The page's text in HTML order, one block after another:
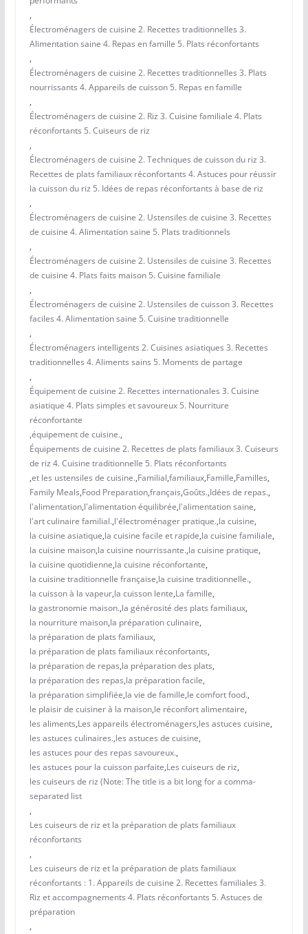
,
Électroménagers de cuisine 2. Recettes traditionnelles 3.
Alimentation saine 4. Repas en famille 5. Plats réconfortants
,
Électroménagers de cuisine 2. Recettes traditionnelles 3. Plats
nourrissants 4. Appareils de cuisson 5. Repas en famille
,
Électroménagers de cuisine 2. Riz 3. Cuisine familiale 4. Plats
réconfortants 5. Cuiseurs de riz
,
Électroménagers de cuisine 2. Techniques de cuisson du riz 3.
Recettes de plats familiaux réconfortants 4. Astuces pour réussir
la cuisson du riz 5. Idées de repas réconfortants à base de riz
,
Électroménagers de cuisine 2. Ustensiles de cuisine 3. Recettes
de cuisine 4. Alimentation saine 5. Plats traditionnels
,
Électroménagers de cuisine 2. Ustensiles de cuisine 3. Recettes
de cuisine 4. Plats faits maison 5. Cuisine familiale
,
Électroménagers de cuisine 2. Ustensiles de cuisson 3. Recettes
faciles 4. Alimentation saine 5. Cuisine traditionnelle
,
Électroménagers intelligents 2. Cuisines asiatiques 3. Recettes
traditionnelles 4. Aliments sains 5. Moments de partage
,
Équipement de cuisine 2. Recettes internationales 3. Cuisine
asiatique 4. Plats simples et savoureux 5. Nourriture
réconfortante
,équipement de cuisine.,
Équipements de cuisine 2. Recettes de plats familiaux 3. Cuiseurs
de riz 4. Cuisine traditionnelle 5. Plats réconfortants
,et les ustensiles de cuisine.,Familial,familiaux,Famille,Familles,
Family Meals,Food Preparation,français,Goûts.,Idées de repas.,
l'alimentation,l'alimentation équilibrée,l'alimentation saine,
l'art culinaire familial.,l'électroménager pratique.,la cuisine,
la cuisine asiatique,la cuisine facile et rapide,la cuisine familiale,
la cuisine maison,la cuisine nourrissante.,la cuisine pratique,
la cuisine quotidienne,la cuisine réconfortante,
la cuisine traditionnelle française,la cuisine traditionnelle.,
la cuisson à la vapeur,la cuisson lente,La famille,
la gastronomie maison.,la générosité des plats familiaux,
la nourriture maison,la préparation culinaire,
la préparation de plats familiaux,
la préparation de plats familiaux réconfortants,
la préparation de repas,la préparation des plats,
la préparation des repas,la préparation facile,
la préparation simplifiée,la vie de famille,le comfort food.,
le plaisir de cuisiner à la maison,le réconfort alimentaire,
les aliments,Les appareils électroménagers,les astuces cuisine,
les astuces culinaires.,les astuces de cuisine,
les astuces pour des repas savoureux.,
les astuces pour la cuisson parfaite,Les cuiseurs de riz,
les cuiseurs de riz (Note: The title is a bit long for a comma-
separated list
,
Les cuiseurs de riz et la préparation de plats familiaux
réconfortants
,
Les cuiseurs de riz et la préparation de plats familiaux
réconfortants : 1. Appareils de cuisine 2. Recettes familiales 3.
Riz et accompagnements 4. Plats réconfortants 5. Astuces de
préparation
,